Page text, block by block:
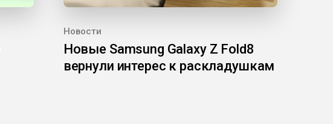
Новости
Новые Samsung Galaxy Z Fold8
вернули интерес к раскладушкам